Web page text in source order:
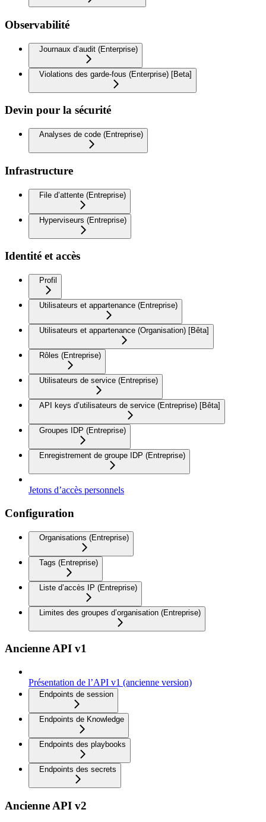
Observabilité
Journaux d’audit (Enterprise)
Violations des garde-fous (Enterprise) [Beta]
Devin pour la sécurité
Analyses de code (Entreprise)
Infrastructure
File d’attente (Entreprise)
Hyperviseurs (Entreprise)
Identité et accès
Profil
Utilisateurs et appartenance (Entreprise)
Utilisateurs et appartenance (Organisation) [Bêta]
Rôles (Entreprise)
Utilisateurs de service (Entreprise)
API keys d’utilisateurs de service (Entreprise) [Bêta]
Groupes IDP (Entreprise)
Enregistrement de groupe IDP (Entreprise)
Jetons d’accès personnels
Configuration
Organisations (Entreprise)
Tags (Entreprise)
Liste d’accès IP (Entreprise)
Limites des groupes d’organisation (Entreprise)
Ancienne API v1
Présentation de l’API v1 (ancienne version)
Endpoints de session
Endpoints de Knowledge
Endpoints des playbooks
Endpoints des secrets
Ancienne API v2